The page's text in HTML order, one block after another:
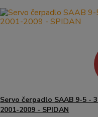
Servo čerpadlo SAAB 9-5 -
2001-2009 - SPIDAN